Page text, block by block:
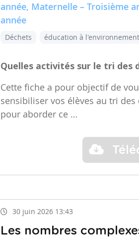
année, Maternelle – Troisième
année
Déchets éducation à l'environnement
Quelles activités sur le tri des
Cette fiche a pour objectif de
sensibiliser vos élèves au tri
pour aborder ce …
30 juin 2026 13:43
Les nombres